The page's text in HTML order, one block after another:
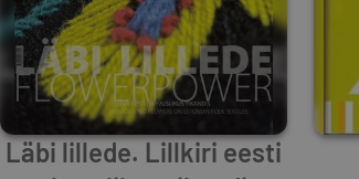
Läbi lillede. Lillkiri eesti